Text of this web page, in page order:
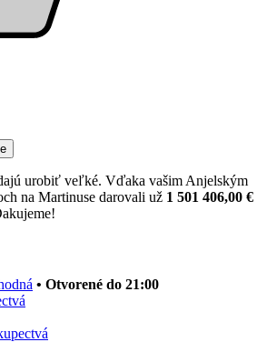
urobiť veľké. Vďaka vašim Anjelským
na Martinuse darovali už 1 501 406,00 €
• Otvorené do 21:00